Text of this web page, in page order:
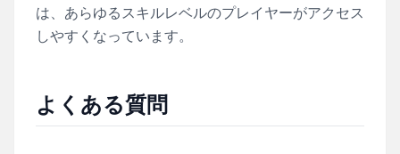
は、あらゆるスキルレベルのプレイヤーがアクセス
しやすくなっています。
よくある質問